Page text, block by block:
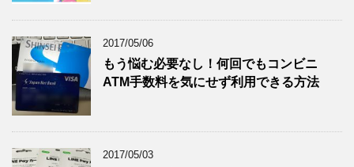
2017/05/06
もう悩む必要なし！何回でもコンビニ
ATM手数料を気にせず利用できる方法
2017/05/03